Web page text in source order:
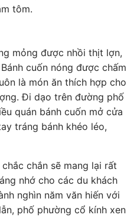
tôm.
mỏng được nhồi thịt lợn,
cuốn nóng được chấm
là món ăn thích hợp cho
Đi dạo trên đường phố
quán bánh cuốn mở cửa
tráng bánh khéo léo,
chắc chắn sẽ mang lại rất
nhớ cho các du khách
nghìn năm văn hiến với
phố phường cổ kính xen